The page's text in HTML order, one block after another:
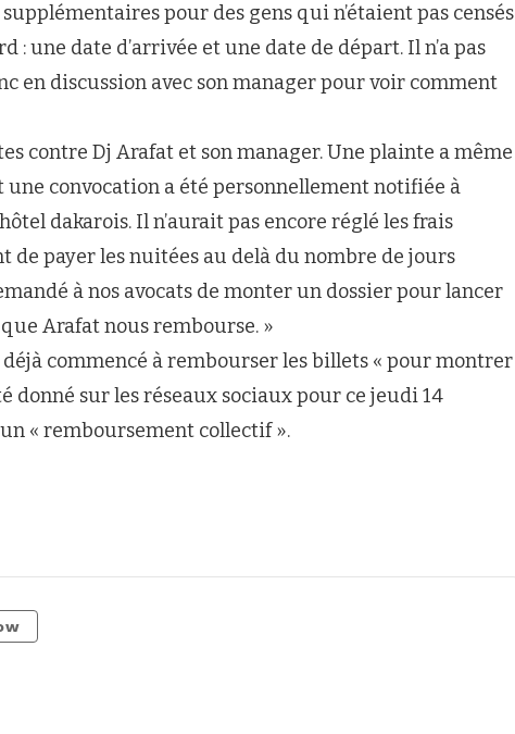
pour des gens qui n’étaient pas censés
: une date d’arrivée et une date de départ. Il n’a pas
en discussion avec son manager pour voir comment
contre Dj Arafat et son manager. Une plainte a même
une convocation a été personnellement notifiée à
dakarois. Il n’aurait pas encore réglé les frais
de payer les nuitées au delà du nombre de jours
à nos avocats de monter un dossier pour lancer
Arafat nous rembourse. »
commencé à rembourser les billets « pour montrer
donné sur les réseaux sociaux pour ce jeudi 14
« remboursement collectif ».